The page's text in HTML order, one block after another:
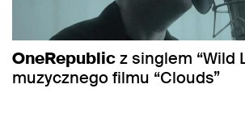
OneRepublicz singlem “Wild
muzycznego filmu “Clouds”